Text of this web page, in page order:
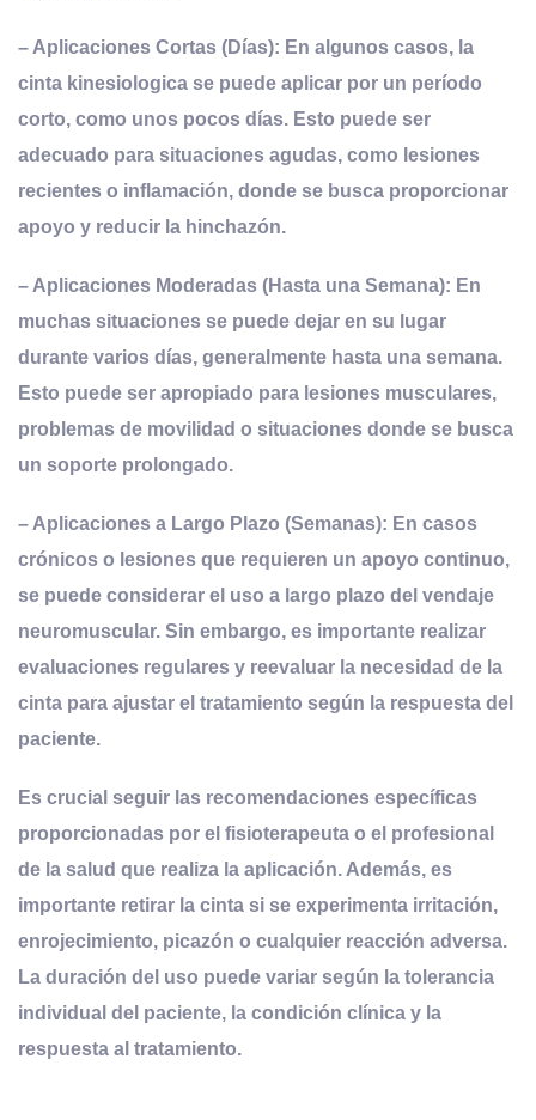
– Aplicaciones Cortas (Días): En algunos casos, la
cinta kinesiologica se puede aplicar por un período
corto, como unos pocos días. Esto puede ser
adecuado para situaciones agudas, como lesiones
recientes o inflamación, donde se busca proporcionar
apoyo y reducir la hinchazón.
– Aplicaciones Moderadas (Hasta una Semana): En
muchas situaciones se puede dejar en su lugar
durante varios días, generalmente hasta una semana.
Esto puede ser apropiado para lesiones musculares,
problemas de movilidad o situaciones donde se busca
un soporte prolongado.
– Aplicaciones a Largo Plazo (Semanas): En casos
crónicos o lesiones que requieren un apoyo continuo,
se puede considerar el uso a largo plazo del vendaje
neuromuscular. Sin embargo, es importante realizar
evaluaciones regulares y reevaluar la necesidad de la
cinta para ajustar el tratamiento según la respuesta del
paciente.
Es crucial seguir las recomendaciones específicas
proporcionadas por el fisioterapeuta o el profesional
de la salud que realiza la aplicación. Además, es
importante retirar la cinta si se experimenta irritación,
enrojecimiento, picazón o cualquier reacción adversa.
La duración del uso puede variar según la tolerancia
individual del paciente, la condición clínica y la
respuesta al tratamiento.